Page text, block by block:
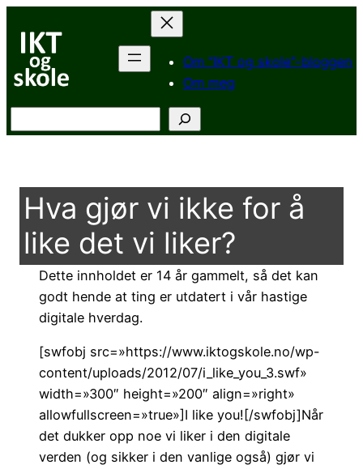
innhold
Om “IKT og skole”-bloggen
Om meg
Hva gjør vi ikke for å
like det vi liker?
Dette innholdet er 14 år gammelt, så det kan
godt hende at ting er utdatert i vår hastige
digitale hverdag.
[swfobj src=»https://www.iktogskole.no/wp-
content/uploads/2012/07/i_like_you_3.swf»
width=»300″ height=»200″ align=»right»
allowfullscreen=»true»]I like you![/swfobj]Når
det dukker opp noe vi liker i den digitale
verden (og sikker i den vanlige også) gjør vi